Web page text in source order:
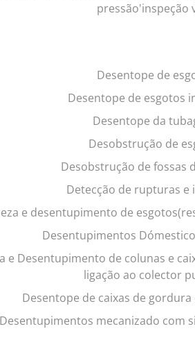
pressão'inspeção
Desentope de
Desentope de esgotos
Desentope da
Desobstrução de
Desobstrução de fossas
Detecção de rupturas e
e desentupimento de
Desentupimentos
e Desentupimento de colunas e
ligação ao colector
Desentope de caixas de
Desentupimentos mecanizado com